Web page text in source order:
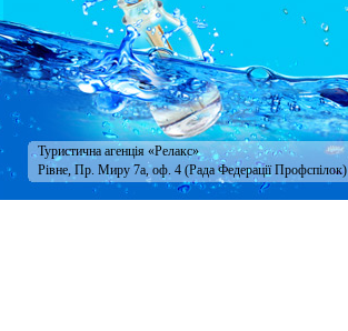
Туристична агенція «Релакс»
Рівне, Пр. Миру 7а, оф. 4 (Рада Федерації Профспілок)